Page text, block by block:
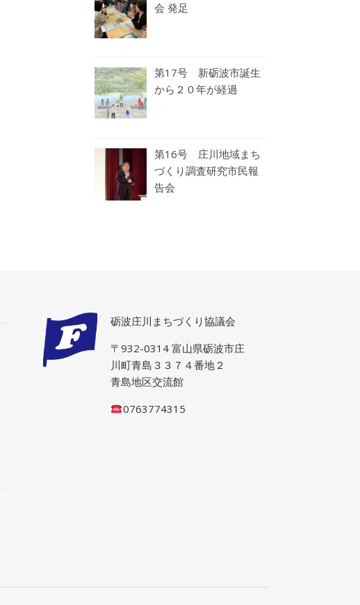
会 発足
第17号 新砺波市誕生
から２０年が経過
第16号 庄川地域まち
づくり調査研究市民報
告会
砺波庄川まちづくり協議会
〒932-0314 富山県砺波市庄
川町青島３３７４番地２
青島地区交流館
0763774315